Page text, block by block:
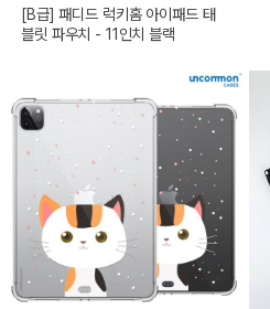
[B급] 패디드 럭키홈 아이패드 태
블릿 파우치 - 11인치 블랙